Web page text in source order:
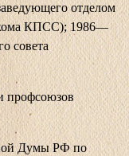
отделом
КПСС); 1986—
совета
профсоюзов
Думы РФ по